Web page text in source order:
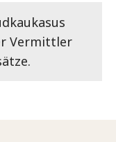
Vermittler